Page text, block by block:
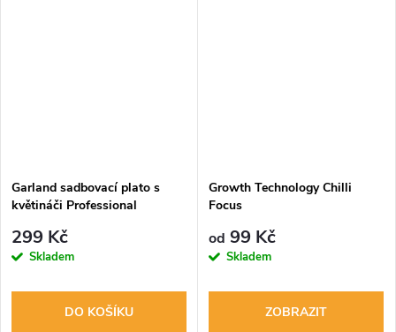
Garland sadbovací plato s
květináči Professional
299 Kč
Skladem
DO KOŠÍKU
Growth Technology Chilli
Focus
od 99 Kč
Skladem
ZOBRAZIT